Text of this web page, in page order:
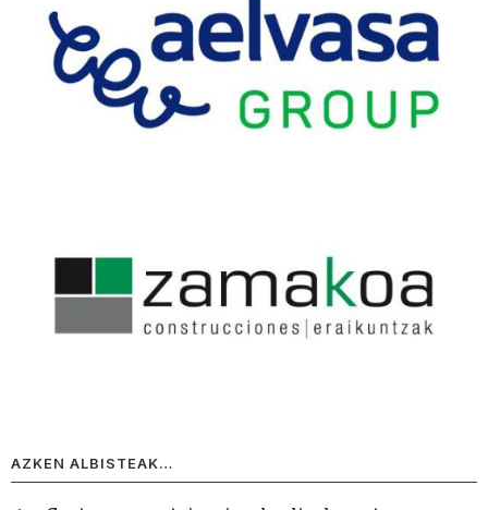
AZKEN ALBISTEAK…